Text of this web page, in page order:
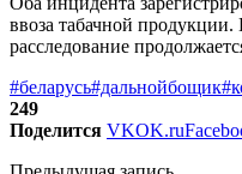
ввоза табачной продукции.
расследование
#беларусь#дальнойбощик
249
Поделится VKOK.ru